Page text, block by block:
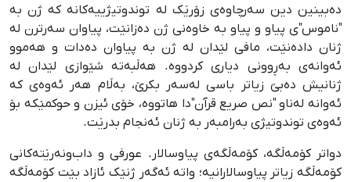
دەبینین دین سەرچاوەی زۆرێک لە توندوتیژییەکانە کە ژن بە
"ناموس"ی پیاو و پیاو بە خاوەنی ژن دەزانێت، پیاوان سەرترن لە
ژنان دادەنێت، مافی لێدان لە ژن بە پیاوان دەدات و هەموو
ئەوانەی بەڕوونی دیاری کردووە. هەڵبەتە شێوازی لێدان لە
ژنانیش دەبێ زیاتر باسی لەسەر بکرێ، بەڵام هەر ئەوەی کە
ئەوانە لەناو "نص صریع قرآن"دا هاتووە، خۆی ئیزن و حوکمێکە بۆ
ئەوەی توندوتیژی بەرامبەر بە ژنان ئەنجام بدرێت.
دواتر کۆمەڵگە، کۆمەڵگەی پیاوسالار. عورفی و داب‌ونەرێتەکانی
کۆمەڵگە زیاتر پیاوسالارانیە؛ واتە ئەگەر ژنێک ئازاد بێت کۆمەڵگە